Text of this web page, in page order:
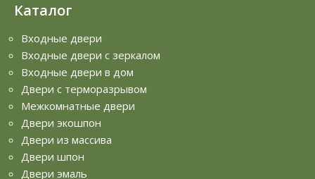
Каталог
Входные двери
Входные двери с зеркалом
Входные двери в дом
Двери с терморазрывом
Межкомнатные двери
Двери экошпон
Двери из массива
Двери шпон
Двери эмаль